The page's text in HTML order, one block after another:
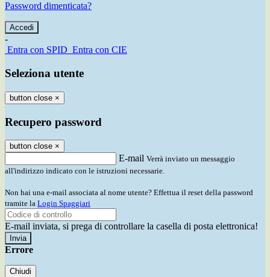
Password dimenticata?
-
Entra con SPID Entra con CIE
Seleziona utente
button close ×
Recupero password
button close ×
E-mail Verrà inviato un messaggio
all'indirizzo indicato con le istruzioni necessarie.
Non hai una e-mail associata al nome utente? Effettua il reset della password
tramite la Login Spaggiari
E-mail inviata, si prega di controllare la casella di posta elettronica!
Errore
Chiudi